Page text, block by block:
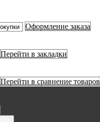
Оформление заказа
Перейти в закладки
Перейти в сравнение товаров